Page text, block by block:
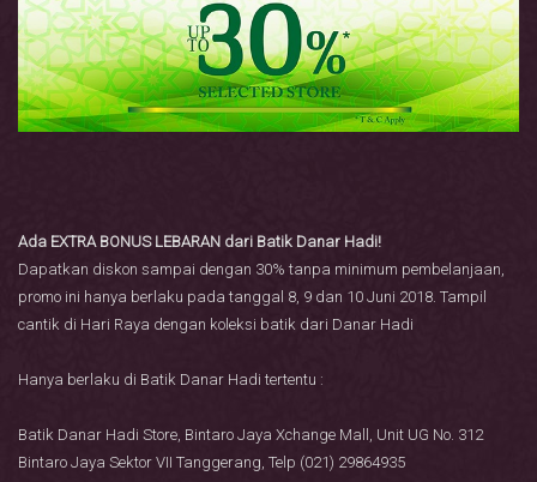
Ada EXTRA BONUS LEBARAN dari Batik Danar Hadi!
Dapatkan diskon sampai dengan 30% tanpa minimum pembelanjaan,
promo ini hanya berlaku pada tanggal 8, 9 dan 10 Juni 2018. Tampil
cantik di Hari Raya dengan koleksi batik dari Danar Hadi
Hanya berlaku di Batik Danar Hadi tertentu :
Batik Danar Hadi Store, Bintaro Jaya Xchange Mall, Unit UG No. 312
Bintaro Jaya Sektor VII Tanggerang, Telp (021) 29864935